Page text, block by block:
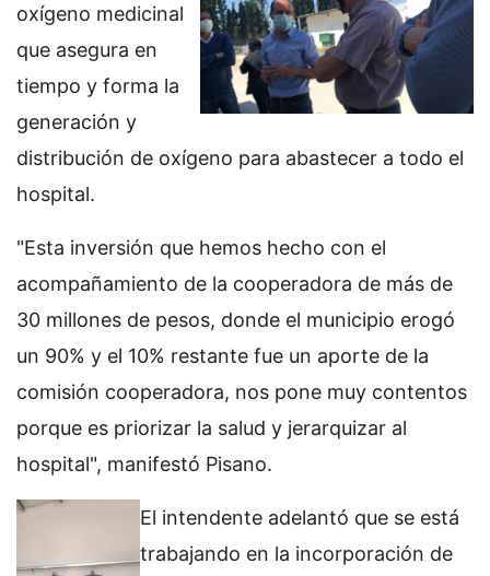
oxígeno medicinal
que asegura en
tiempo y forma la
generación y
distribución de oxígeno para abastecer a todo el
hospital.
"Esta inversión que hemos hecho con el
acompañamiento de la cooperadora de más de
30 millones de pesos, donde el municipio erogó
un 90% y el 10% restante fue un aporte de la
comisión cooperadora, nos pone muy contentos
porque es priorizar la salud y jerarquizar al
hospital", manifestó Pisano.
El intendente adelantó que se está
trabajando en la incorporación de